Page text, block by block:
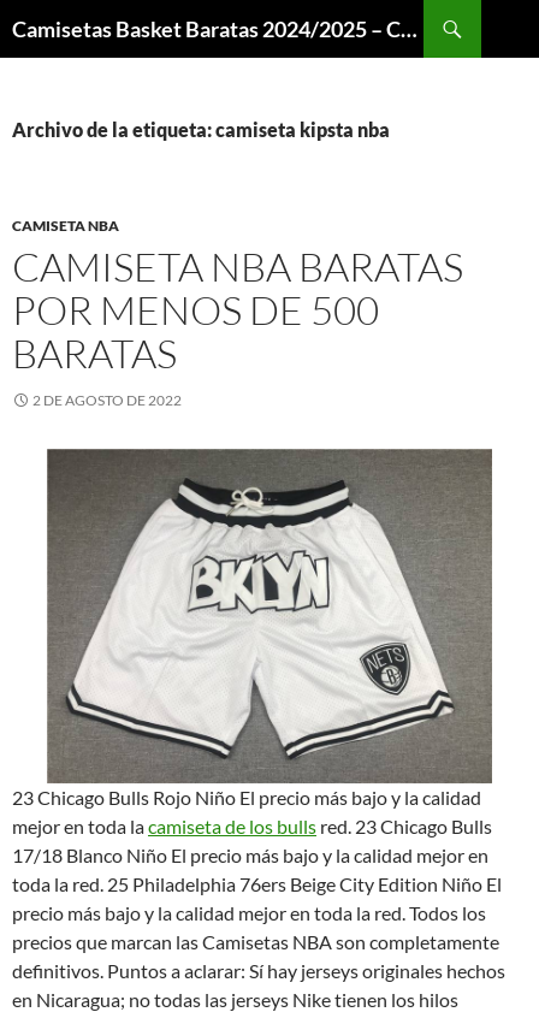
Camisetas Basket Baratas 2024/2025 – Camisetas NBA
Archivo de la etiqueta: camiseta kipsta nba
CAMISETA NBA
CAMISETA NBA BARATAS
POR MENOS DE 500
BARATAS
2 DE AGOSTO DE 2022
23 Chicago Bulls Rojo Niño El precio más bajo y la calidad
mejor en toda lacamiseta de los bulls red. 23 Chicago Bulls
17/18 Blanco Niño El precio más bajo y la calidad mejor en
toda la red. 25 Philadelphia 76ers Beige City Edition Niño El
precio más bajo y la calidad mejor en toda la red. Todos los
precios que marcan las Camisetas NBA son completamente
definitivos. Puntos a aclarar: Sí hay jerseys originales hechos
en Nicaragua; no todas las jerseys Nike tienen los hilos